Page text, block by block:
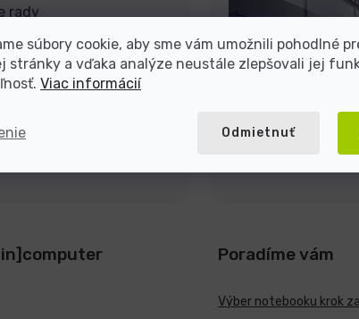
súbory cookie, aby sme vám umožnili pohodlné
stránky a vďaka analýze neustále zlepšovali jej
Viac informácií
Odmietnuť
rady
Poradíme vám
Výber notebooku krok